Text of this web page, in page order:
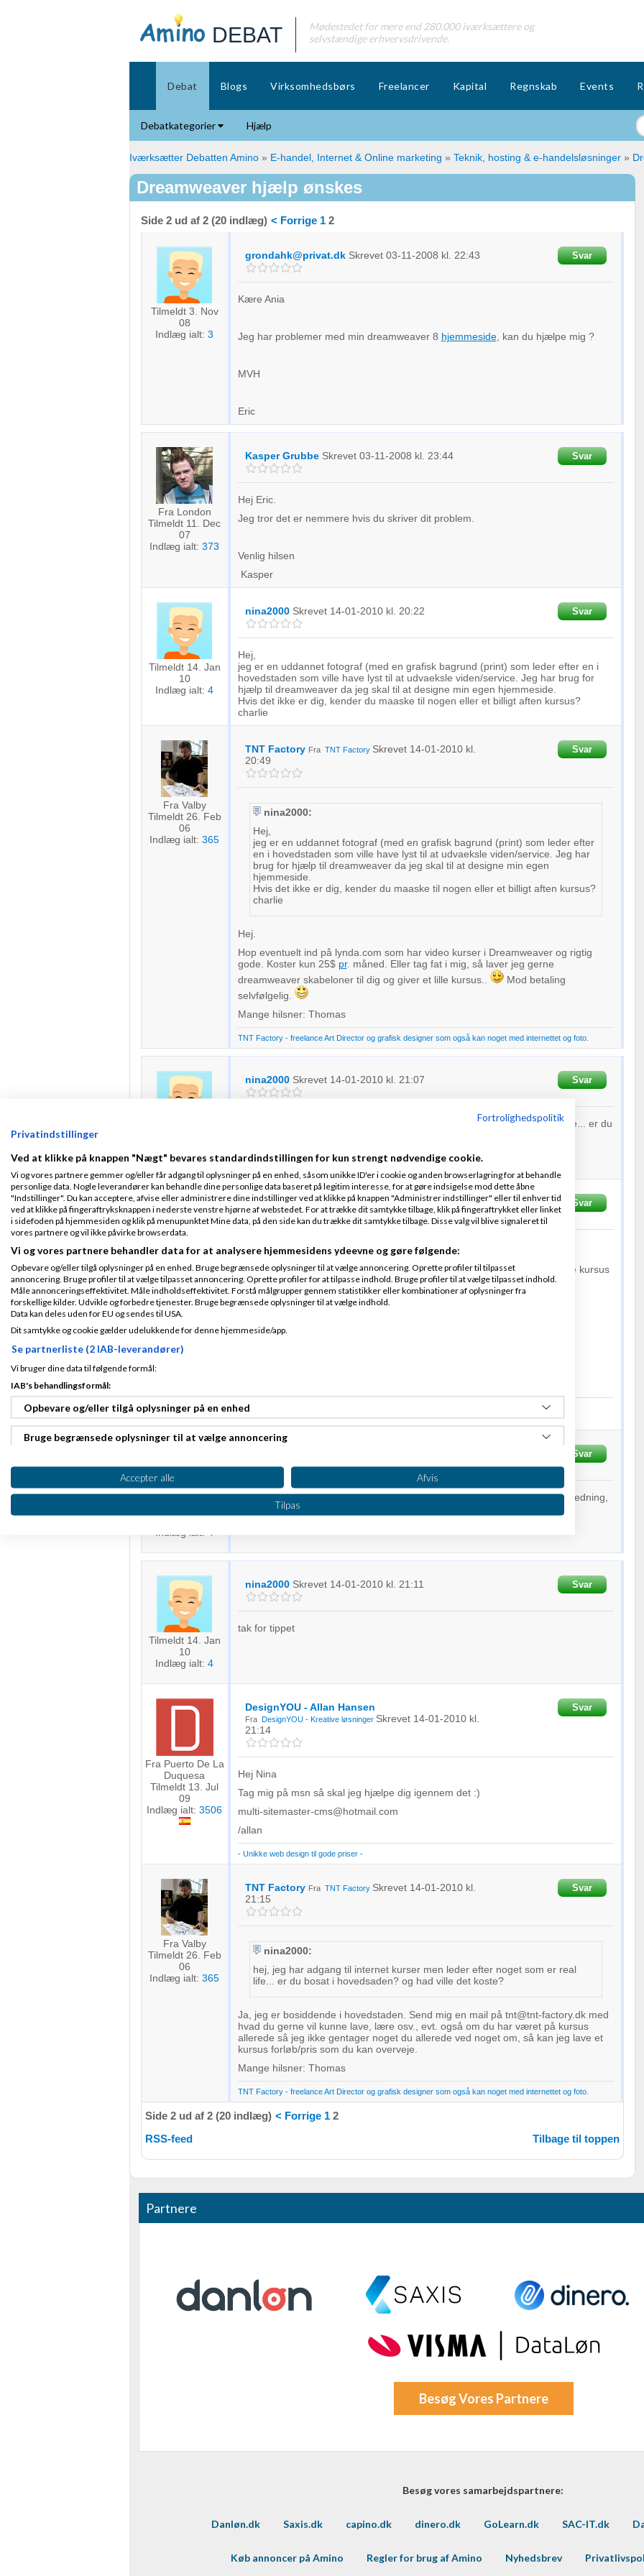
DEBAT
Mødestedet for mere end 280.000 iværksættere og
selvstændige erhvervsdrivende.
Debat Blogs Virksomhedsbørs Freelancer Kapital Regnskab Events
Debatkategorier Hjælp
Iværksætter Debatten Amino » E-handel, Internet & Online marketing » Teknik, hosting & e-handelsløsninger »
Dreamweaver hjælp ønskes
Side 2 ud af 2 (20 indlæg) < Forrige 1 2
Tilmeldt 3. Nov
08
Indlæg ialt: 3
grondahk@privat.dk Skrevet 03-11-2008 kl. 22:43 Svar
Kære Ania
Jeg har problemer med min dreamweaver 8 hjemmeside, kan du hjælpe mig ?
MVH
Eric
Fra London
Tilmeldt 11. Dec
07
Indlæg ialt: 373
Kasper Grubbe Skrevet 03-11-2008 kl. 23:44 Svar
Hej Eric.
Jeg tror det er nemmere hvis du skriver dit problem.
Venlig hilsen
Kasper
Tilmeldt 14. Jan
10
Indlæg ialt: 4
nina2000 Skrevet 14-01-2010kl. 20:22 Svar
Hej,
jeg er en uddannet fotograf (med en grafisk bagrund (print) som leder efter en i
hovedstaden som ville have lyst til at udvaeksle viden/service. Jeg har brug for
hjælp til dreamweaver da jeg skal til at designe min egen hjemmeside.
Hvis det ikke er dig, kender du maaske til nogen eller et billigt aften kursus?
charlie
Fra Valby
Tilmeldt 26. Feb
06
Indlæg ialt: 365
TNT Factory Fra TNT Factory Skrevet 14-01-2010kl.
20:49
Svar
nina2000:
Hej,
jeg er en uddannet fotograf (med en grafisk bagrund (print) som leder efter
en i hovedstaden som ville have lyst til at udvaeksle viden/service. Jeg har
brug for hjælp til dreamweaver da jeg skal til at designe min egen
hjemmeside.
Hvis det ikke er dig, kender du maaske til nogen eller et billigt aften kursus?
charlie
Hej.
Hop eventuelt ind på lynda.com som har video kurser i Dreamweaver og rigtig
gode. Koster kun 25$ pr. måned. Eller tag fat i mig, så laver jeg gerne
dreamweaver skabeloner til dig og giver et lille kursus..
Mod betaling
selvfølgelig.
Mange hilsner: Thomas
TNT Factory - freelance Art Director og grafisk designer som også kan noget med internettet og foto.
Indlæg ialt: 4
nina2000 Skrevet 14-01-2010kl. 21:07 Svar
hej, jeg har adgang til internet kurser men leder efter noget som er real life... er du
Tilmeldt 25. Mar
08
Indlæg ialt:98
Maj-Britt Kjær Sørensen Skrevet14-01-2010kl. 21:07 Svar
Kender ikke et godt eller billigt aftenkursus, men jeg har selv købt et online kursus
hos Total Training, som jeg varmt kan anbefale.
Du kan se mere her:Total Training
Håber det kan bruges.
Freelance grafisk assistance og online kataloger
www.flashmagasin.dk
Indlæg ialt:
4
Svar
glemte at sige, at jeg gerne vil lave skabalonerne selv, men leder efter vejledning,
mvh nina
Tilmeldt 14. Jan
10
Indlæg ialt: 4
nina2000 Skrevet 14-01-2010kl. 21:11 Svar
tak for tippet
Fra Puerto De La
Duquesa
Tilmeldt 13. Jul
09
Indlæg ialt: 3506
DesignYOU - Allan Hansen
Fra DesignYOU - Kreative løsninger Skrevet 14-01-2010kl.
21:14
Svar
Hej Nina
Tag mig på msn så skal jeg hjælpe dig igennem det :)
multi-sitemaster-cms@hotmail.com
/allan
- Unikke web design til gode priser -
Fra Valby
Tilmeldt 26. Feb
06
Indlæg ialt: 365
TNT Factory Fra TNT Factory Skrevet 14-01-2010kl.
21:15
Svar
nina2000:
hej, jeg har adgang til internet kurser men leder efter noget som er real
life... er du bosat i hovedsaden? og had ville det koste?
Ja, jeg er bosiddende i hovedstaden. Send mig en mail på tnt@tnt-factory.dk med
hvad du gerne vil kunne lave, lære osv., evt. også om du har været på kursus
allerede så jeg ikke gentager noget du allerede ved noget om, så kan jeg lave et
kursus forløb/pris som du kan overveje.
Mange hilsner: Thomas
TNT Factory - freelance Art Director og grafisk designer som også kan noget med internettet og foto.
Side 2 ud af 2 (20 indlæg) < Forrige 1 2
RSS-feed
Tilbage til toppen
Partnere
Besøg Vores Partnere
Besøg vores samarbejdspartnere:
Danløn.dk Saxis.dk capino.dk dinero.dk GoLearn.dk SAC-IT.dk
Køb annoncer på Amino Regler for brug af Amino Nyhedsbrev
Fortrolighedspolitik
Privatindstillinger
Ved at klikke på knappen "Nægt" bevares standardindstillingen for kun strengt nødvendige cookie.
Vi og vores partnere gemmer og/eller får adgang til oplysninger på en enhed, såsom unikke ID'er i cookie og anden browserlagring for at behandle
personlige data. Nogle leverandører kan behandle dine personlige data baseret på legitim interesse, for at gøre indsigelse mod dette åbne
"Indstillinger". Du kan acceptere, afvise eller administrere dine indstillinger ved at klikke på knappen "Administrer indstillinger" eller til enhver tid
ved at klikke på fingeraftryksknappen i nederste venstre hjørne af webstedet. For at trække dit samtykke tilbage, klik på fingeraftrykket eller linket
i sidefoden på hjemmesiden og klik på menupunktet Mine data, på den side kan du trække dit samtykke tilbage. Disse valg vil blive signaleret til
vores partnere og vil ikke påvirke browserdata.
Vi og vores partnere behandler data for at analysere hjemmesidens ydeevne og gøre følgende:
Opbevare og/eller tilgå oplysninger på en enhed. Bruge begrænsede oplysninger til at vælge annoncering. Oprette profiler til tilpasset
annoncering. Bruge profiler til at vælge tilpasset annoncering. Oprette profiler for at tilpasse indhold. Bruge profiler til at vælge tilpasset indhold.
Måle annonceringseffektivitet. Måle indholdseffektivitet. Forstå målgrupper gennem statistikker eller kombinationer af oplysninger fra
forskellige kilder. Udvikle og forbedre tjenester. Bruge begrænsede oplysninger til at vælge indhold.
Data kan deles uden for EU og sendes til USA.
Dit samtykke og cookie gælder udelukkende for denne hjemmeside/app.
Se partnerliste (2 IAB-leverandører)
Vi bruger dine data til følgende formål:
IAB's behandlingsformål:
Opbevare og/eller tilgå oplysninger på en enhed
Bruge begrænsede oplysninger til at vælge annoncering
Oprette profiler til tilpasset annoncering
Bruge profiler til at vælge tilpasset annoncering
Bruge profiler til at vælge tilpasset indhold
Forstå målgrupper gennem statistikker eller kombinationer af oplysninger fra forskellige
Udvikle og forbedre tjenester
Bruge begrænsede oplysninger til at vælge indhold
Bruge præcise geografiske placeringsoplysninger
Identificere enheder baseret på aktivt anmodede oplysninger
Accepter alle Afvis
Tilpas